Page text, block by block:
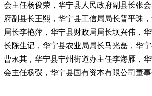
会主任杨俊荣，华宁县人民政府副县长张
府副县长王熙，华宁县工信局局长普平珠
局长李艳萍，华宁县财政局局长坝兴伟，
长陈生记，华宁县农业局局长马光磊，华
曹永其，华宁县宁州街道办主任李海雁，
会主任杨弢，华宁县国有资本有限公司董事